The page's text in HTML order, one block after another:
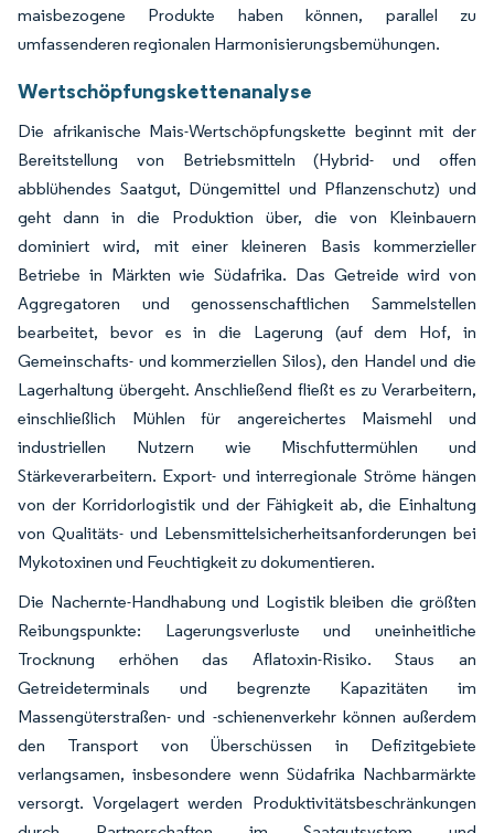
maisbezogene Produkte haben können, parallel zu
umfassenderen regionalen Harmonisierungsbemühungen.
Wertschöpfungskettenanalyse
Die afrikanische Mais-Wertschöpfungskette beginnt mit der
Bereitstellung von Betriebsmitteln (Hybrid- und offen
abblühendes Saatgut, Düngemittel und Pflanzenschutz) und
geht dann in die Produktion über, die von Kleinbauern
dominiert wird, mit einer kleineren Basis kommerzieller
Betriebe in Märkten wie Südafrika. Das Getreide wird von
Aggregatoren und genossenschaftlichen Sammelstellen
bearbeitet, bevor es in die Lagerung (auf dem Hof, in
Gemeinschafts- und kommerziellen Silos), den Handel und die
Lagerhaltung übergeht. Anschließend fließt es zu Verarbeitern,
einschließlich Mühlen für angereichertes Maismehl und
industriellen Nutzern wie Mischfuttermühlen und
Stärkeverarbeitern. Export- und interregionale Ströme hängen
von der Korridorlogistik und der Fähigkeit ab, die Einhaltung
von Qualitäts- und Lebensmittelsicherheitsanforderungen bei
Mykotoxinen und Feuchtigkeit zu dokumentieren.
Die Nachernte-Handhabung und Logistik bleiben die größten
Reibungspunkte: Lagerungsverluste und uneinheitliche
Trocknung erhöhen das Aflatoxin-Risiko. Staus an
Getreideterminals und begrenzte Kapazitäten im
Massengüterstraßen- und -schienenverkehr können außerdem
den Transport von Überschüssen in Defizitgebiete
verlangsamen, insbesondere wenn Südafrika Nachbarmärkte
versorgt. Vorgelagert werden Produktivitätsbeschränkungen